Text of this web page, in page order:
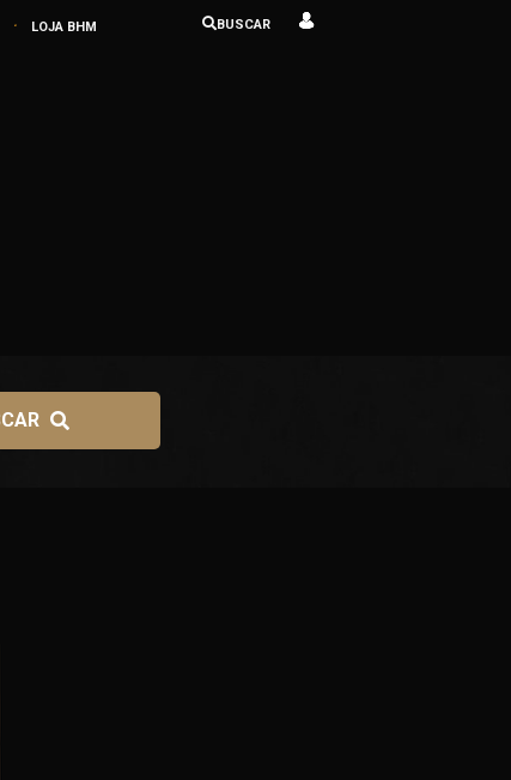
. LOJA BHM BUSCAR
BUSCAR